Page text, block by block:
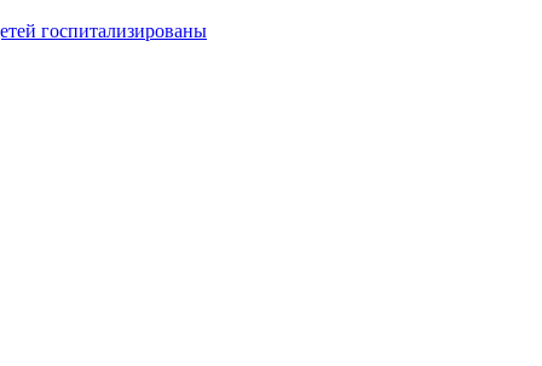
госпитализированы